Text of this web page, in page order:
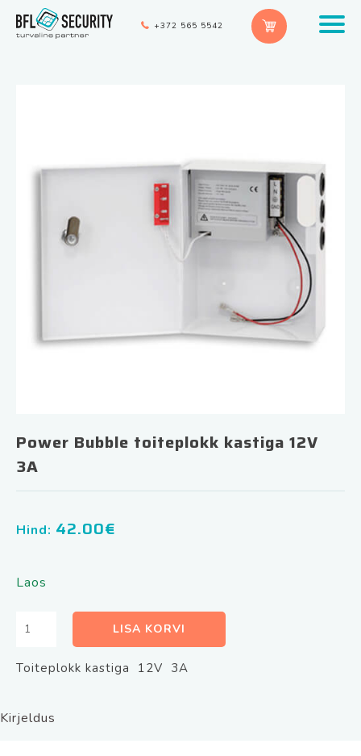
+372 565 5542
Power Bubble toiteplokk kastiga 12V
3A
Hind: 42.00€
Laos
Power
toiteplokk
kastiga
3A
LISA KORVI
Toiteplokk kastiga 12V 3A
Kirjeldus